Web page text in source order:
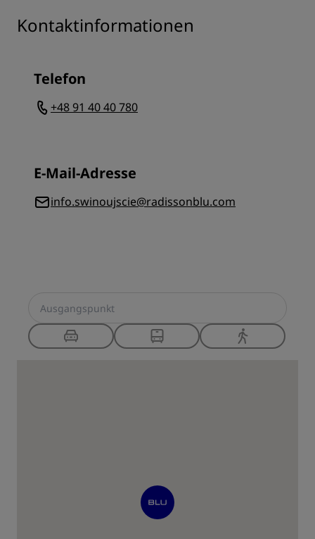
Kontaktinformationen
Telefon
+48 91 40 40 780
E-Mail-Adresse
info.swinoujscie@radissonblu.com